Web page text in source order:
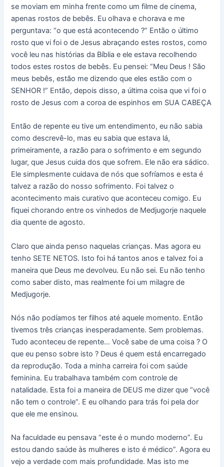
se moviam em minha frente como um filme de cinema,
apenas rostos de bebês. Eu olhava e chorava e me
perguntava: “o que está acontecendo ?” Então o último
rosto que vi foi o de Jesus abraçando estes rostos, como
você leu nas histórias da Bíblia e ele estava recolhendo
todos estes rostos de bebês. Eu pensei: “Meu Deus ! São
meus bebês, estão me dizendo que eles estão com o
SENHOR !” Então, depois disso, a última coisa que vi foi o
rosto de Jesus com a coroa de espinhos em SUA CABEÇA
Então de repente eu tive um entendimento, eu não sabia
como descrevê-lo, mas eu sabia que estava lá,
primeiramente, a razão para o sofrimento e em segundo
lugar, que Jesus cuida dos que sofrem. Ele não era sádico.
Ele simplesmente cuidava de nós que sofríamos e esta é
talvez a razão do nosso sofrimento. Foi talvez o
acontecimento mais curativo que aconteceu comigo. Eu
fiquei chorando entre os vinhedos de Medjugorje naquele
dia quente de agosto.
Claro que ainda penso naquelas crianças. Mas agora eu
tenho SETE NETOS. Isto foi há tantos anos e talvez foi a
maneira que Deus me devolveu. Eu não sei. Eu não tenho
como saber disto, mas realmente foi um milagre de
Medjugorje.
Nós não podíamos ter filhos até aquele momento. Então
tivemos três crianças inesperadamente. Sem problemas.
Tudo aconteceu de repente… Você sabe de uma coisa ? O
que eu penso sobre isto ? Deus é quem está encarregado
da reprodução. Toda a minha carreira foi com saúde
feminina. Eu trabalhava também com controle de
natalidade. Esta foi a maneira de DEUS me dizer que “você
não tem o controle”. E eu olhando para trás foi pela dor
que ele me ensinou.
Na faculdade eu pensava “este é o mundo moderno”. Eu
estou dando saúde às mulheres e isto é médico”. Agora eu
vejo a verdade com mais profundidade. Mas isto me